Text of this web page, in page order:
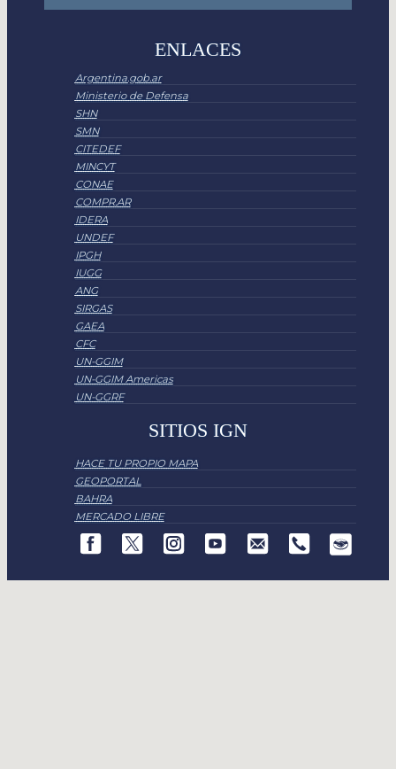
ENLACES
Argentina.gob.ar
Ministerio de Defensa
SHN
SMN
CITEDEF
MINCYT
CONAE
COMPR.AR
IDERA
UNDEF
IPGH
IUGG
ANG
SIRGAS
GAEA
CFC
UN-GGIM
UN-GGIM Americas
UN-GGRF
SITIOS IGN
HACE TU PROPIO MAPA
GEOPORTAL
BAHRA
MERCADO LIBRE